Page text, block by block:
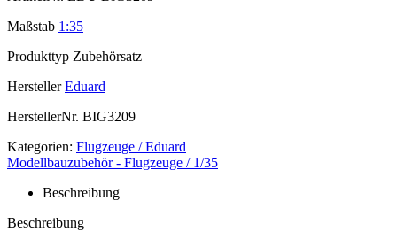
Maßstab 1:35
Produkttyp Zubehörsatz
Hersteller Eduard
HerstellerNr. BIG3209
Kategorien: Flugzeuge / Eduard
Modellbauzubehör - Flugzeuge / 1/35
Beschreibung
Beschreibung